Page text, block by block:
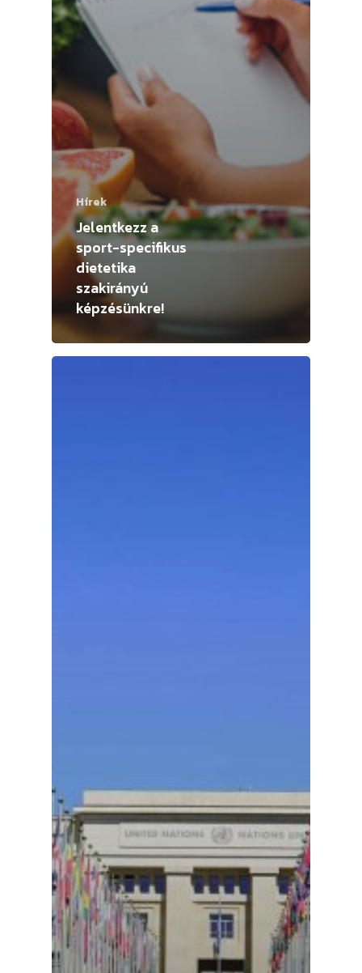
Hírek
Jelentkezz a
sport-specifikus
dietetika
szakirányú
képzésünkre!